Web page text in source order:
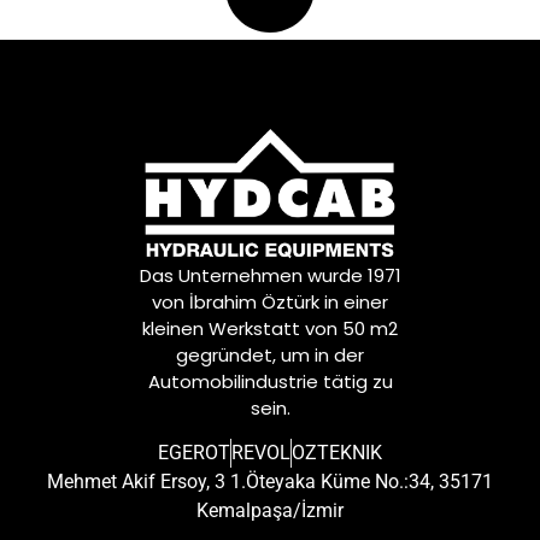
Das Unternehmen wurde 1971
von İbrahim Öztürk in einer
kleinen Werkstatt von 50 m2
gegründet, um in der
Automobilindustrie tätig zu
sein.
EGEROTREVOLOZTEKNIK
Mehmet Akif Ersoy, 3 1.Öteyaka Küme No.:34, 35171
Kemalpaşa/İzmir